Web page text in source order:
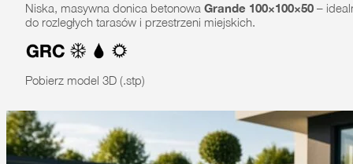
Niska, masywna donica betonowa Grande 100×100×50 –
do rozległych tarasów i przestrzeni miejskich.
Pobierz model 3D (.stp)